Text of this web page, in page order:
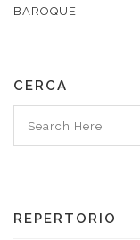
BAROQUE
CERCA
REPERTORIO